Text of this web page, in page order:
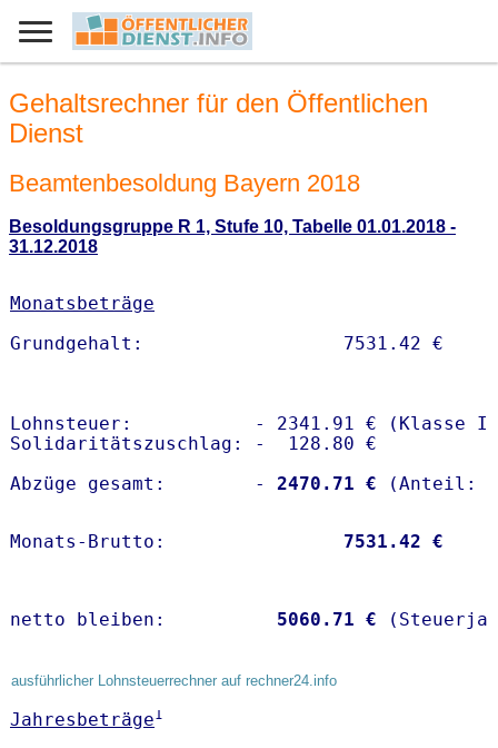
Gehaltsrechner für den Öffentlichen
Dienst
Beamtenbesoldung Bayern 2018
Besoldungsgruppe R 1, Stufe 10, Tabelle 01.01.2018 -
31.12.2018
Monatsbeträge
Lohnsteuer:           - 2341.91 € (Klasse I)
Solidaritätszuschlag: -  128.80 €
Abzüge gesamt:        -
2470.71 €
Monats-Brutto: 7531.42 €
netto bleiben: 5060.71 €
ausführlicher Lohnsteuerrechner auf rechner24.info
Jahresbeträge1